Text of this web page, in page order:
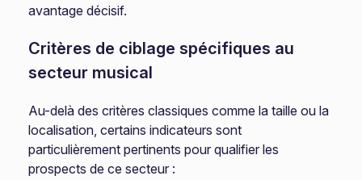
avantage décisif.
Critères de ciblage spécifiques au
secteur musical
Au-delà des critères classiques comme la taille ou la
localisation, certains indicateurs sont
particulièrement pertinents pour qualifier les
prospects de ce secteur :